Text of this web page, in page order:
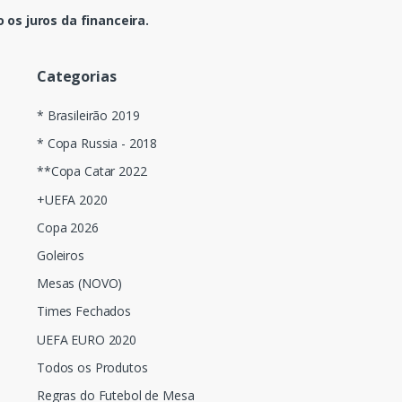
os juros da financeira.
Categorias
* Brasileirão 2019
* Copa Russia - 2018
**Copa Catar 2022
+UEFA 2020
Copa 2026
Goleiros
Mesas (NOVO)
Times Fechados
UEFA EURO 2020
Todos os Produtos
Regras do Futebol de Mesa